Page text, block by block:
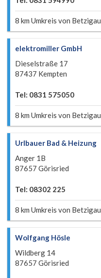
8 km Umkreis von Betzigau
elektromiller GmbH
Dieselstraße 17
87437 Kempten
Tel: 0831 575050
8 km Umkreis von Betzigau
Urlbauer Bad & Heizung
Anger 1B
87657 Görisried
Tel: 08302 225
8 km Umkreis von Betzigau
Wolfgang Hösle
Wildberg 14
87657 Görisried